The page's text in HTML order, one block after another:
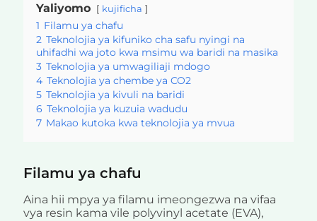
Yaliyomo kujificha
1 Filamu ya chafu
2 Teknolojia ya kifuniko cha safu nyingi na
uhifadhi wa joto kwa msimu wa baridi na masika
3 Teknolojia ya umwagiliaji mdogo
4 Teknolojia ya chembe ya CO2
5 Teknolojia ya kivuli na baridi
6 Teknolojia ya kuzuia wadudu
7 Makao kutoka kwa teknolojia ya mvua
Filamu ya chafu
Aina hii mpya ya filamu imeongezwa na vifaa
vya resin kama vile polyvinyl acetate (EVA),